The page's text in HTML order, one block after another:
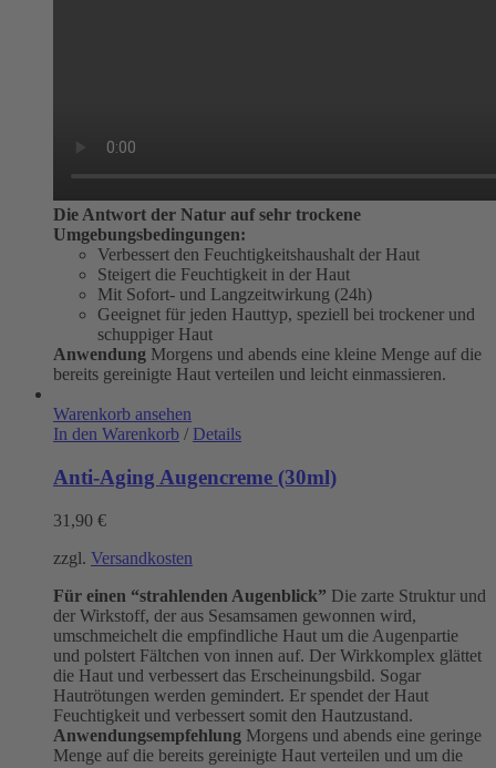
Die Antwort der Natur auf sehr trockene
Umgebungsbedingungen:
Verbessert den Feuchtigkeitshaushalt der Haut
Steigert die Feuchtigkeit in der Haut
Mit Sofort- und Langzeitwirkung (24h)
Geeignet für jeden Hauttyp, speziell bei trockener und
schuppiger Haut
Anwendung Morgens und abends eine kleine Menge auf die
bereits gereinigte Haut verteilen und leicht einmassieren.
Warenkorb ansehen
In den Warenkorb / Details
Anti-Aging Augencreme (30ml)
31,90 €
zzgl. Versandkosten
Für einen “strahlenden Augenblick” Die zarte Struktur und
der Wirkstoff, der aus Sesamsamen gewonnen wird,
umschmeichelt die empfindliche Haut um die Augenpartie
und polstert Fältchen von innen auf. Der Wirkkomplex glättet
die Haut und verbessert das Erscheinungsbild. Sogar
Hautrötungen werden gemindert. Er spendet der Haut
Feuchtigkeit und verbessert somit den Hautzustand.
Anwendungsempfehlung Morgens und abends eine geringe
Menge auf die bereits gereinigte Haut verteilen und um die